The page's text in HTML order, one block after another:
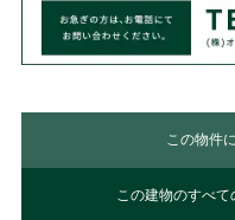
この物件
この建物のすべ